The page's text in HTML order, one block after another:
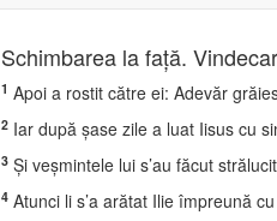
Schimbarea la faţă.
1 Apoi a rostit către ei: Adevăr
2 Iar după şase zile a luat Iisus cu
3 Şi veşmintele lui s’au făcut
4 Atunci li s’a arătat Ilie împreună